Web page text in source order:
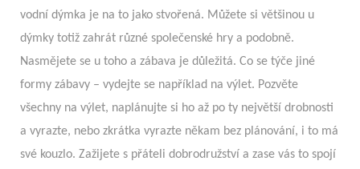
vodní dýmka je na to jako stvořená. Můžete si většinou u
dýmky totiž zahrát různé společenské hry a podobně.
Nasmějete se u toho a zábava je důležitá. Co se týče jiné
formy zábavy – vydejte se například na výlet. Pozvěte
všechny na výlet, naplánujte si ho až po ty největší drobnosti
a vyrazte, nebo zkrátka vyrazte někam bez plánování, i to má
své kouzlo. Zažijete s přáteli dobrodružství a zase vás to spojí